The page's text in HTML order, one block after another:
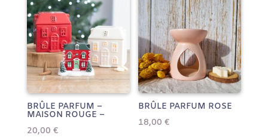
BRÛLE PARFUM –
MAISON ROUGE –
20,00 €
BRÛLE PARFUM ROSE
18,00€